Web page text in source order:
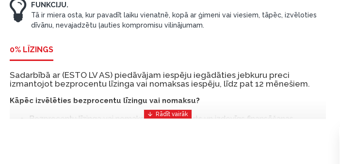
FUNKCIJU.
Tā ir miera osta, kur pavadīt laiku vienatnē, kopā ar ģimeni vai viesiem, tāpēc, izvēloties
dīvānu, nevajadzētu ļauties kompromisu vilinājumam.
0% LĪZINGS
Sadarbībā ar (ESTO LV AS) piedāvājam iespēju iegādāties jebkuru preci
izmantojot bezprocentu līzinga vai nomaksas iespēju, līdz pat 12 mēnešiem.
Kāpēc izvēlēties bezprocentu līzingu vai nomaksu?
Bezprocentu līzinga vai nomaksas iespēja ir ērts un izdevīgs finansēšanas